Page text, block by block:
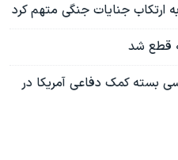
ارتکاب جنایات جنگی متهم کرد
قطع شد
بسته کمک دفاعی آمریکا در